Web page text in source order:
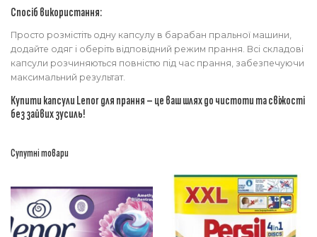
Спосіб використання:
Просто розмістіть одну капсулу в барабан пральної машини,
додайте одяг і оберіть відповідний режим прання. Всі складові
капсули розчиняються повністю під час прання, забезпечуючи
максимальний результат.
Купити капсули Lenor для прання – це ваш шлях до чистоти та свіжості
без зайвих зусиль!
Супутні товари